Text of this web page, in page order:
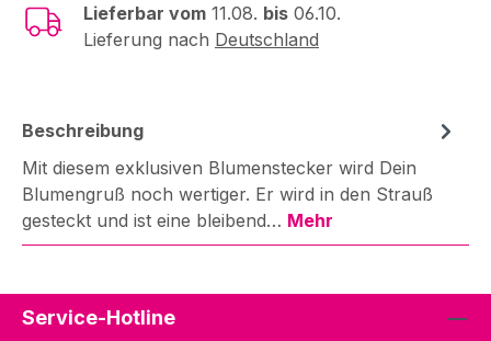
Lieferbar vom 11.08. bis 06.10.
Lieferung nach Deutschland
Beschreibung
Mit diesem exklusiven Blumenstecker wird Dein
Blumengruß noch wertiger. Er wird in den Strauß
gesteckt und ist eine bleibend… Mehr
Service-Hotline